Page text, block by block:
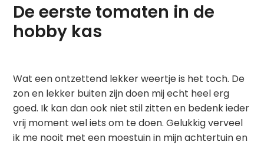
De eerste tomaten in de
hobby kas
Wat een ontzettend lekker weertje is het toch. De
zon en lekker buiten zijn doen mij echt heel erg
goed. Ik kan dan ook niet stil zitten en bedenk ieder
vrij moment wel iets om te doen. Gelukkig verveel
ik me nooit met een moestuin in mijn achtertuin en